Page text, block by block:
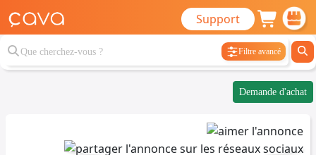
Support
Filtre avancé
Demande d'achat